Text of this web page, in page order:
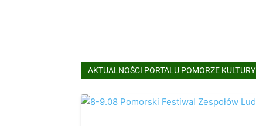
AKTUALNOŚCI PORTALU POMORZE KULTURY